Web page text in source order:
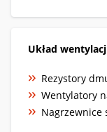
Układ
Rezystory
Wentylatory
Nagrzewnice